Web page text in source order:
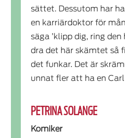
sättet. Dessutom har
en karriärdoktor för
säga ’klipp dig, ring den
dra det här skämtet så
det funkar. Det är
unnat fler att ha en
PETRINA SOLANGE
Komiker